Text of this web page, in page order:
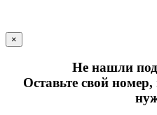
×
Не нашли
Оставьте свой